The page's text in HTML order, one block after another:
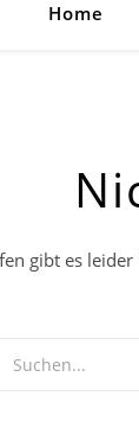
Home
gibt es